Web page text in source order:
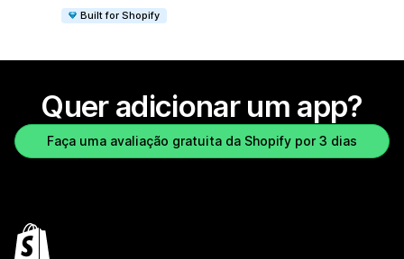
Built for Shopify
Quer adicionar um app?
Faça uma avaliação gratuita da Shopify por 3 dias